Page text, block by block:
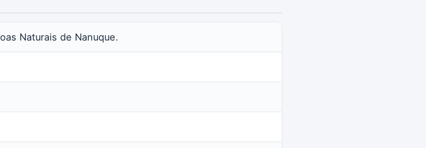
Naturais de Nanuque.